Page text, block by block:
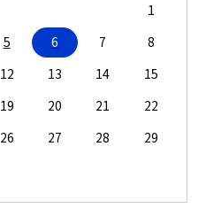
1
5 6 7
8
12 13 14
15
19 20 21
22
26 27 28
29